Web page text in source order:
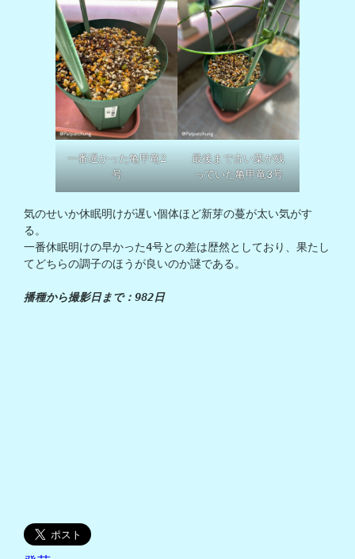
一番遅かった亀甲竜2
号
最後まで古い葉が残
っていた亀甲竜3号
気のせいか休眠明けが遅い個体ほど新芽の蔓が太い気がす
る。
一番休眠明けの早かった4号との差は歴然としており、果たし
てどちらの調子のほうが良いのか謎である。
播種から撮影日まで：982日